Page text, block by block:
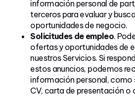
información personal de
terceros para evaluar y
oportunidades de negocio.
Solicitudes de empleo.
ofertas y oportunidades de
nuestros Servicios. Si
estos anuncios, podemos
información personal, como
CV, carta de presentación o